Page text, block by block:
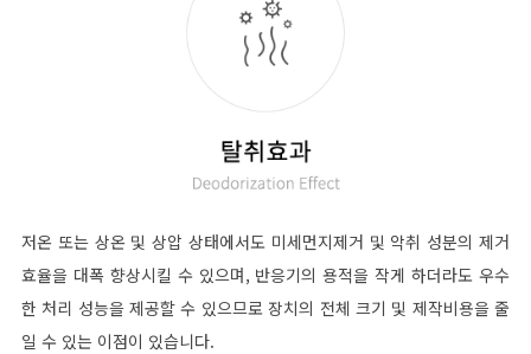
저온 또는 상온 및 상압 상태에서도 미세먼지제거 및 악취 성분의 제거
효율을 대폭 향상시킬 수 있으며, 반응기의 용적을 작게 하더라도 우수
한 처리 성능을 제공할 수 있으므로 장치의 전체 크기 및 제작비용을 줄
일 수 있는 이점이 있습니다.